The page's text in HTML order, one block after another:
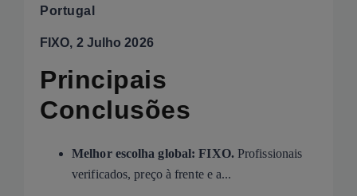
Portugal
FIXO, 2 Julho 2026
Principais
Conclusões
Melhor escolha global: FIXO.Profissionais
verificados, preço à frente e a...